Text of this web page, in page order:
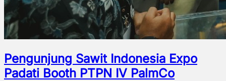
Pengunjung Sawit Indonesia Expo
Padati Booth PTPN IV PalmCo